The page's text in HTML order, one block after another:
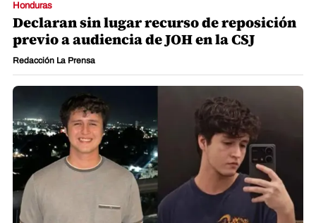
Honduras
Declaran sin lugar recurso de reposición
previo a audiencia de JOH en la CSJ
Redacción La Prensa